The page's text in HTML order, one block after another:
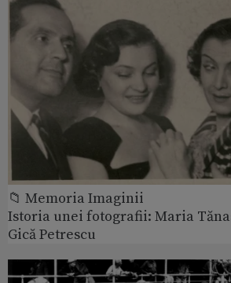
📁 Memoria Imaginii
Istoria unei fotografii: Maria
Gică Petrescu